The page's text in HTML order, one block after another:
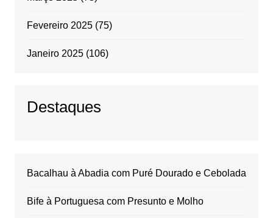
Fevereiro 2025(75)
Janeiro 2025(106)
Destaques
Bacalhau à Abadia com Puré Dourado e Cebolada
Bife à Portuguesa com Presunto e Molho